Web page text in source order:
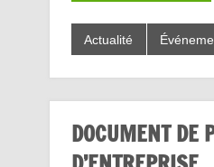
Actualité
DOCUMENT DE